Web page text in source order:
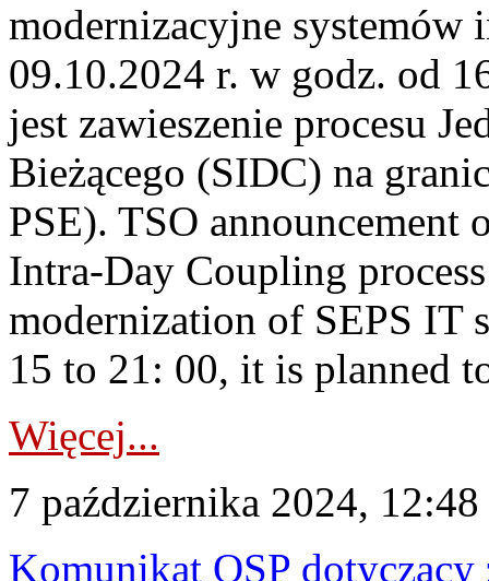
modernizacyjne systemów
09.10.2024 r. w godz. od
jest zawieszenie procesu
Bieżącego (SIDC) na
PSE). TSO announcement
Intra-Day Coupling
modernization of SEPS IT
15 to 21: 00, it is planned
Więcej...
7 października 2024, 12:48
Komunikat OSP dotyczący